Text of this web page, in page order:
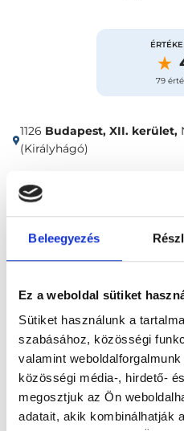
Beleegyezés
Ez a weboldal sütiket
Sütiket használunk a
szabásához, közösségi
valamint
közösségi média-, hirdető-
megosztjuk az Ön
adatait, akik kombinálhatják
79
1126 Budapest, XII. kerület,
(Királyhágó)
Időpontfoglalás